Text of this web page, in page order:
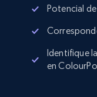
Potencial
Identifique
en